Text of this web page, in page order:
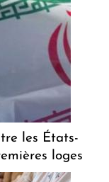
les États-
loges